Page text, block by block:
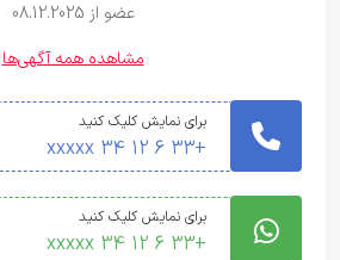
عضو از 08.12.2025
مشاهده همه آگهی‌ها
برای نمایش کلیک کنید
+33 6 12 34 xxxxx
برای نمایش کلیک کنید
+33 6 12 34 xxxxx